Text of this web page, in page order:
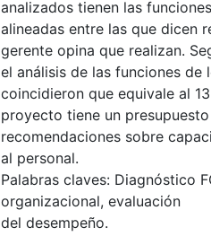
analizados tienen las funciones
alineadas entre las que dicen
gerente opina que realizan.
el análisis de las funciones de
coincidieron que equivale al
proyecto tiene un
recomendaciones sobre
al personal.
Palabras claves: Diagnóstico
organizacional, evaluación
del desempeño.